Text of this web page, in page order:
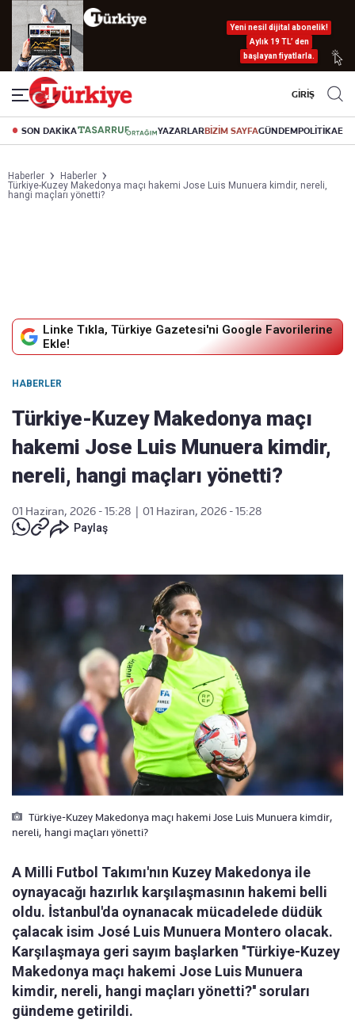
Yeni nesil dijital abonelik!
Aylık 19 TL’ den
başlayan fiyatlarla.
GİRİŞ
SON DAKİKA YAZARLARBİZİM SAYFAGÜNDEMPOLİTİKA
Haberler
Haberler
Türkiye-Kuzey Makedonya maçı hakemi Jose Luis Munuera kimdir, nereli,
hangi maçları yönetti?
Linke Tıkla, Türkiye Gazetesi'ni Google Favorilerine
Ekle!
HABERLER
Türkiye-Kuzey Makedonya maçı
hakemi Jose Luis Munuera kimdir,
nereli, hangi maçları yönetti?
01 Haziran, 2026 - 15:28
01 Haziran, 2026 - 15:28
Paylaş
Türkiye-Kuzey Makedonya maçı hakemi Jose Luis Munuera kimdir,
nereli, hangi maçları yönetti?
A Milli Futbol Takımı'nın Kuzey Makedonya ile
oynayacağı hazırlık karşılaşmasının hakemi belli
oldu. İstanbul'da oynanacak mücadelede düdük
çalacak isim José Luis Munuera Montero olacak.
Karşılaşmaya geri sayım başlarken ''Türkiye-Kuzey
Makedonya maçı hakemi Jose Luis Munuera
kimdir, nereli, hangi maçları yönetti?'' soruları
gündeme getirildi.